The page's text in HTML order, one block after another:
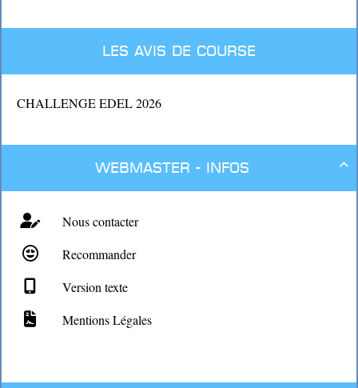
Les avis de course
CHALLENGE EDEL 2026

Webmaster - Infos
Nous contacter
Recommander
Version texte
Mentions Légales